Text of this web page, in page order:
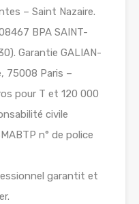
– Saint Nazaire.
BPA SAINT-
Garantie GALIAN-
75008 Paris –
pour T et 120 000
civile
n° de police
garantit et